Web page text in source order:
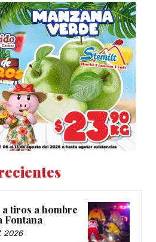
a tiros a hombre
Fontana
2026